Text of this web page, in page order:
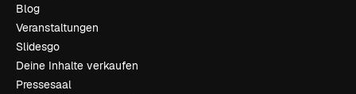
Blog
Veranstaltungen
Slidesgo
Deine Inhalte verkaufen
Pressesaal